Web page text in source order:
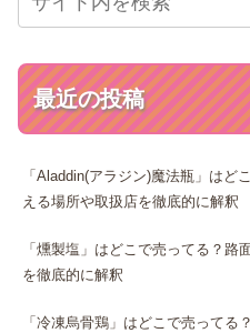
最近の投稿
「Aladdin(アラジン)魔法瓶」はど
える場所や取扱店を徹底的に解釈
「燻製塩」はどこで売ってる？
を徹底的に解釈
「冷凍烏骨鶏」はどこで売ってる